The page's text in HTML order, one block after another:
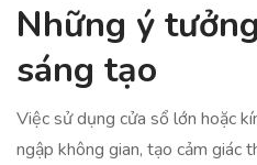
Những ý
sáng tạo
Việc sử dụng cửa sổ lớn hoặc
ngập không gian, tạo cảm giác